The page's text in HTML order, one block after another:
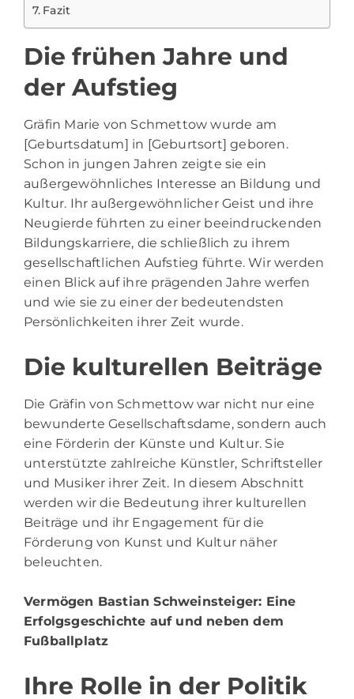
Fazit
Die frühen Jahre und
der Aufstieg
Gräfin Marie von Schmettow wurde am
[Geburtsdatum] in [Geburtsort] geboren.
Schon in jungen Jahren zeigte sie ein
außergewöhnliches Interesse an Bildung und
Kultur. Ihr außergewöhnlicher Geist und ihre
Neugierde führten zu einer beeindruckenden
Bildungskarriere, die schließlich zu ihrem
gesellschaftlichen Aufstieg führte. Wir werden
einen Blick auf ihre prägenden Jahre werfen
und wie sie zu einer der bedeutendsten
Persönlichkeiten ihrer Zeit wurde.
Die kulturellen Beiträge
Die Gräfin von Schmettow war nicht nur eine
bewunderte Gesellschaftsdame, sondern auch
eine Förderin der Künste und Kultur. Sie
unterstützte zahlreiche Künstler, Schriftsteller
und Musiker ihrer Zeit. In diesem Abschnitt
werden wir die Bedeutung ihrer kulturellen
Beiträge und ihr Engagement für die
Förderung von Kunst und Kultur näher
beleuchten.
Vermögen Bastian Schweinsteiger: Eine
Erfolgsgeschichte auf und neben dem
Fußballplatz
Ihre Rolle in der Politik